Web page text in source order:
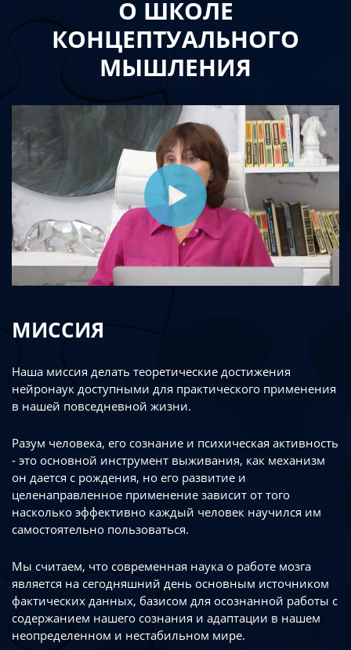
О ШКОЛЕ
КОНЦЕПТУАЛЬНОГО
МЫШЛЕНИЯ
МИССИЯ
Наша миссия делать теоретические достижения
нейронаук доступными для практического применения
в нашей повседневной жизни.
Разум человека, его сознание и психическая активность
- это основной инструмент выживания, как механизм
он дается с рождения, но его развитие и
целенаправленное применение зависит от того
насколько эффективно каждый человек научился им
самостоятельно пользоваться.
Мы считаем, что современная наука о работе мозга
является на сегодняшний день основным источником
фактических данных, базисом для осознанной работы с
содержанием нашего сознания и адаптации в нашем
неопределенном и нестабильном мире.